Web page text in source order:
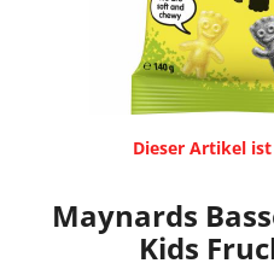
Dieser Artikel
Maynards
Kids